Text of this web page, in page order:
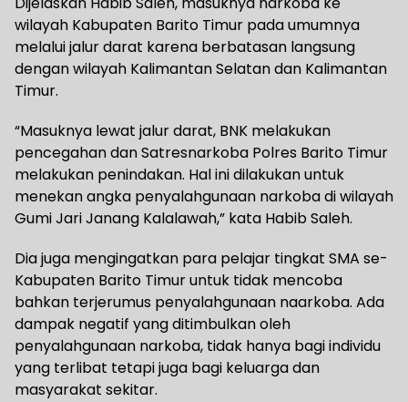
wilayah Kabupaten Barito Timur pada umumnya
melalui jalur darat karena berbatasan langsung
dengan wilayah Kalimantan Selatan dan Kalimantan
Timur.
“Masuknya lewat jalur darat, BNK melakukan
pencegahan dan Satresnarkoba Polres Barito Timur
melakukan penindakan. Hal ini dilakukan untuk
menekan angka penyalahgunaan narkoba di wilayah
Gumi Jari Janang Kalalawah,” kata Habib Saleh.
Dia juga mengingatkan para pelajar tingkat SMA se-
Kabupaten Barito Timur untuk tidak mencoba
bahkan terjerumus penyalahgunaan naarkoba. Ada
dampak negatif yang ditimbulkan oleh
penyalahgunaan narkoba, tidak hanya bagi individu
yang terlibat tetapi juga bagi keluarga dan
masyarakat sekitar.